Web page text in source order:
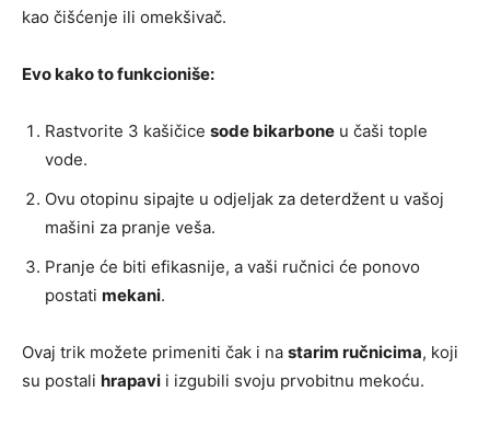
kao čišćenje ili omekšivač.
Evo kako to funkcioniše:
Rastvorite 3 kašičice sode bikarbone u čaši tople
vode.
Ovu otopinu sipajte u odjeljak za deterdžent u vašoj
mašini za pranje veša.
Pranje će biti efikasnije, a vaši ručnici će ponovo
postati mekani.
Ovaj trik možete primeniti čak i na starim ručnicima, koji
su postali hrapavi i izgubili svoju prvobitnu mekoću.